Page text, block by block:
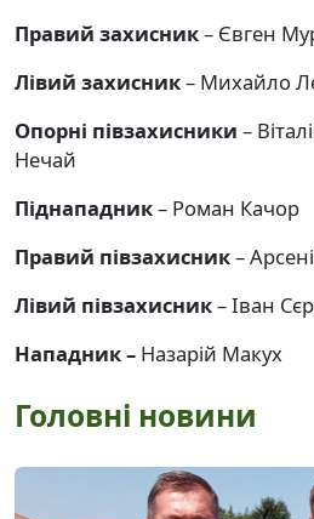
Правий захисник– Євген
Лівий захисник– Михайло
Опорні півзахисники –
Нечай
Піднападник– Роман Качор
Правий півзахисник–
Лівий півзахисник– Іван
Нападник – Назарій Макух
Головні новини